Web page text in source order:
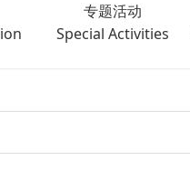
专题活动
Special Activities